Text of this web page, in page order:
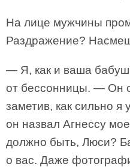
На лице мужчины
Раздражение?
— Я, как и ваша
от бессонницы. — Он
заметив, как сильно я
он назвал Агнессу
должно быть, Люси?
о вас. Даже